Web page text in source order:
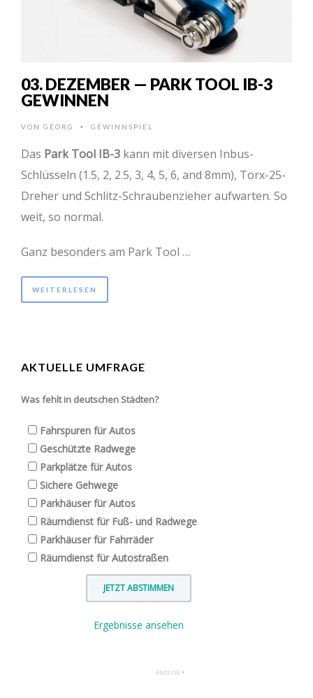
03. DEZEMBER — PARK TOOL IB-3
GEWINNEN
VON GEORG • GEWINNSPIEL
Das Park Tool IB-3 kann mit diversen Inbus-
Schlüsseln (1.5, 2, 2.5, 3, 4, 5, 6, and 8mm), Torx-25-
Dreher und Schlitz-Schraubenzieher aufwarten. So
weit, so normal.
Ganz besonders am Park Tool …
WEITERLESEN
AKTUELLE UMFRAGE
Was fehlt in deutschen Städten?
Fahrspuren für Autos
Geschützte Radwege
Parkplätze für Autos
Sichere Gehwege
Parkhäuser für Autos
Räumdienst für Fuß- und Radwege
Parkhäuser für Fahrräder
Räumdienst für Autostraßen
Ergebnisse ansehen